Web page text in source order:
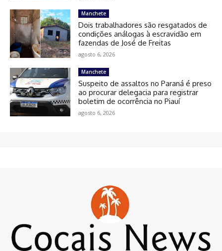
Manchete
Dois trabalhadores são resgatados de
condições análogas à escravidão em
fazendas de José de Freitas
agosto 6, 2026
Manchete
Suspeito de assaltos no Paraná é preso
ao procurar delegacia para registrar
boletim de ocorrência no Piauí
agosto 6, 2026